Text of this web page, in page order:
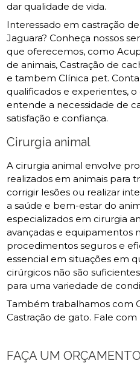
dar qualidade de vida.
Interessado em castração
Jaguara? Conheça nossos
que oferecemos, como
de animais, Castração de
e tambem Clínica pet.
qualificados e experientes,
entende a necessidade de
satisfação e confiança.
Cirurgia animal
A cirurgia animal envolve
realizados em animais para
corrigir lesões ou realizar
a saúde e bem-estar do
especializados em cirurgia
avançadas e equipamentos
procedimentos seguros e
essencial em situações em
cirúrgicos não são
para uma variedade de
Também trabalhamos com
Castração de gato. Fale com
FAÇA UM ORÇAMENTO